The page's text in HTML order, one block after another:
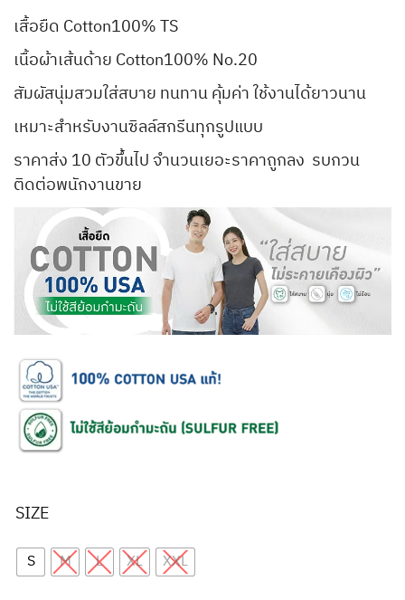
เสื้อยืด Cotton100% TS
เนื้อผ้าเส้นด้าย Cotton100% No.20
สัมผัสนุ่มสวมใส่สบาย ทนทาน คุ้มค่า ใช้งานได้ยาวนาน
เหมาะสำหรับงานซิลล์สกรีนทุกรูปแบบ
ราคาส่ง 10 ตัวขึ้นไป จำนวนเยอะราคาถูกลง รบกวน
ติดต่อพนักงานขาย
SIZE
S M L XL XXL